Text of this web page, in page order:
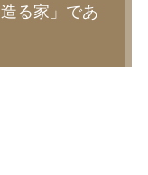
る家」であ